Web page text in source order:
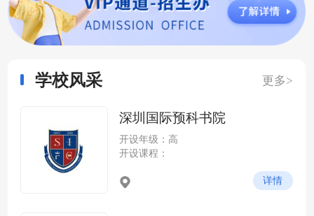
学校风采 更多>
深圳国际预科书院
开设年级：高
开设课程：
详情